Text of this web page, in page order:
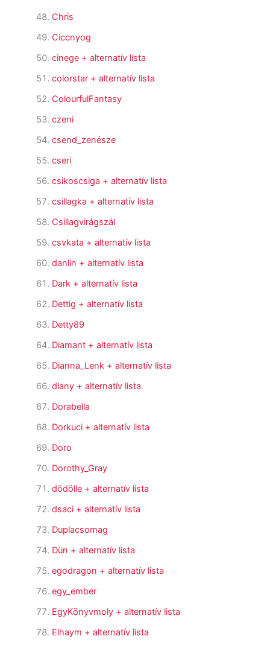
Chris
Ciccnyog
cinege + alternatív lista
colorstar + alternatív lista
ColourfulFantasy
czeni
csend_zenésze
cseri
csikoscsiga + alternatív lista
csillagka + alternatív lista
Csillagvirágszál
csvkata + alternatív lista
danlin + alternatív lista
Dark + alternatív lista
Dettig + alternatív lista
Detty89
Diamant + alternatív lista
Dianna_Lenk + alternatív lista
dlany + alternatív lista
Dorabella
Dorkuci + alternatív lista
Doro
Dorothy_Gray
dödölle + alternatív lista
dsaci + alternatív lista
Duplacsomag
Dün + alternatív lista
egodragon + alternatív lista
egy_ember
EgyKönyvmoly + alternatív lista
Elhaym + alternatív lista